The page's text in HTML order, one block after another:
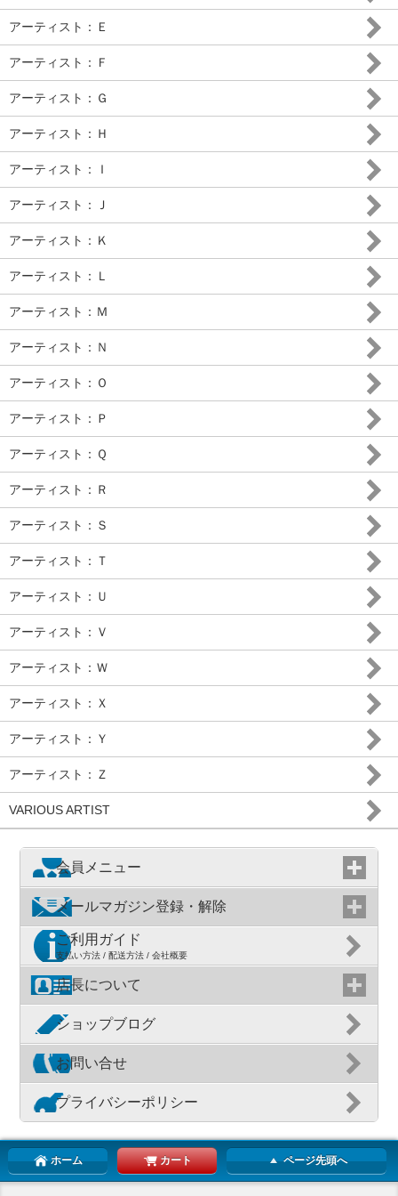
アーティスト：Ｅ
アーティスト：Ｆ
アーティスト：Ｇ
アーティスト：Ｈ
アーティスト：Ｉ
アーティスト：Ｊ
アーティスト：Ｋ
アーティスト：Ｌ
アーティスト：Ｍ
アーティスト：Ｎ
アーティスト：Ｏ
アーティスト：Ｐ
アーティスト：Ｑ
アーティスト：Ｒ
アーティスト：Ｓ
アーティスト：Ｔ
アーティスト：Ｕ
アーティスト：Ｖ
アーティスト：Ｗ
アーティスト：Ｘ
アーティスト：Ｙ
アーティスト：Ｚ
VARIOUS ARTIST
会員メニュー
メールマガジン登録・解除
ご利用ガイド
支払い方法 / 配送方法 / 会社概要
店長について
ショップブログ
お問い合せ
プライバシーポリシー
ホーム カート ページ先頭へ